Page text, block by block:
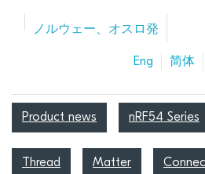
ノルウェー、オスロ発
Eng 简体
Product news nRF54 Series
Thread Matter